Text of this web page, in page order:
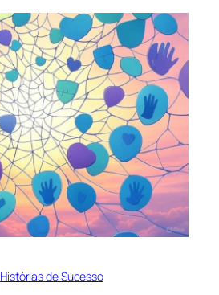
Histórias de Sucesso